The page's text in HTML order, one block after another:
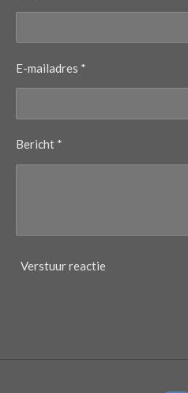
E-mailadres *
Bericht *
Verstuur reactie